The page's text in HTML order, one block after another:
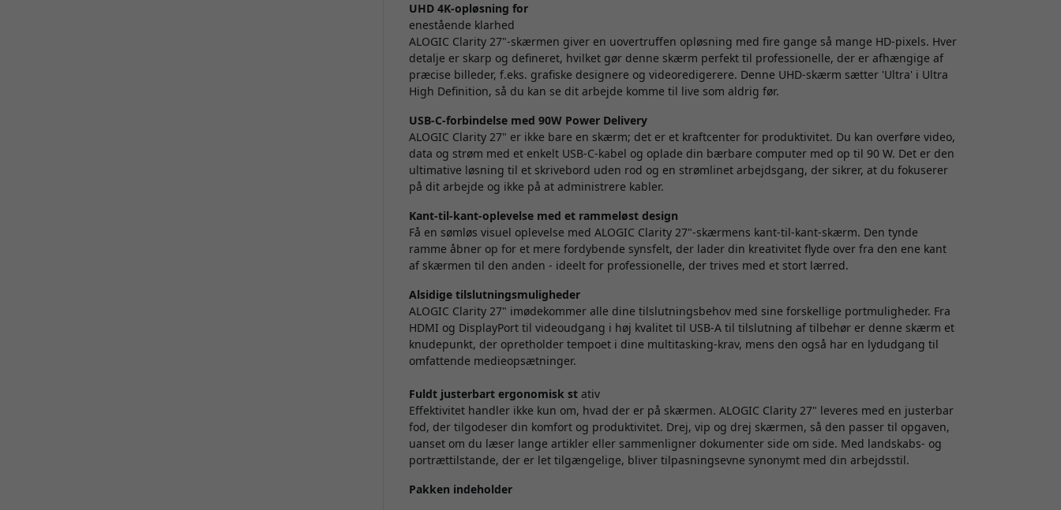
UHD 4K-opløsning for
enestående klarhed
ALOGIC Clarity 27"-skærmen giver en uovertruffen opløsning med fire gange så mange HD-pixels. Hver
detalje er skarp og defineret, hvilket gør denne skærm perfekt til professionelle, der er afhængige af
præcise billeder, f.eks. grafiske designere og videoredigerere. Denne UHD-skærm sætter 'Ultra' i Ultra
High Definition, så du kan se dit arbejde komme til live som aldrig før.
USB-C-forbindelse med 90W Power Delivery
ALOGIC Clarity 27" er ikke bare en skærm; det er et kraftcenter for produktivitet. Du kan overføre video,
data og strøm med et enkelt USB-C-kabel og oplade din bærbare computer med op til 90 W. Det er den
ultimative løsning til et skrivebord uden rod og en strømlinet arbejdsgang, der sikrer, at du fokuserer
på dit arbejde og ikke på at administrere kabler.
Kant-til-kant-oplevelse med et rammeløst design
Få en sømløs visuel oplevelse med ALOGIC Clarity 27"-skærmens kant-til-kant-skærm. Den tynde
ramme åbner op for et mere fordybende synsfelt, der lader din kreativitet flyde over fra den ene kant
af skærmen til den anden - ideelt for professionelle, der trives med et stort lærred.
Alsidige tilslutningsmuligheder
ALOGIC Clarity 27" imødekommer alle dine tilslutningsbehov med sine forskellige portmuligheder. Fra
HDMI og DisplayPort til videoudgang i høj kvalitet til USB-A til tilslutning af tilbehør er denne skærm et
knudepunkt, der opretholder tempoet i dine multitasking-krav, mens den også har en lydudgang til
omfattende medieopsætninger.
Fuldt justerbart ergonomisk stativ
Effektivitet handler ikke kun om, hvad der er på skærmen. ALOGIC Clarity 27" leveres med en justerbar
fod, der tilgodeser din komfort og produktivitet. Drej, vip og drej skærmen, så den passer til opgaven,
uanset om du læser lange artikler eller sammenligner dokumenter side om side. Med landskabs- og
portrættilstande, der er let tilgængelige, bliver tilpasningsevne synonymt med din arbejdsstil.
Pakken indeholder